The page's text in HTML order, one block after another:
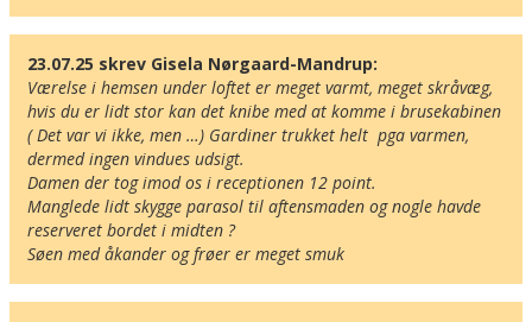
23.07.25 skrev Gisela Nørgaard-Mandrup:
Værelse i hemsen under loftet er meget varmt, meget skråvæg,
hvis du er lidt stor kan det knibe med at komme i brusekabinen
( Det var vi ikke, men …) Gardiner trukket helt  pga varmen,
dermed ingen vindues udsigt.
Damen der tog imod os i receptionen 12 point.
Manglede lidt skygge parasol til aftensmaden og nogle havde
reserveret bordet i midten ?
Søen med åkander og frøer er meget smuk